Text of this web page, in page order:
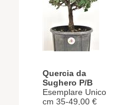
Quercia da
Sughero P/B
Esemplare Unico
cm 35-49,00 €